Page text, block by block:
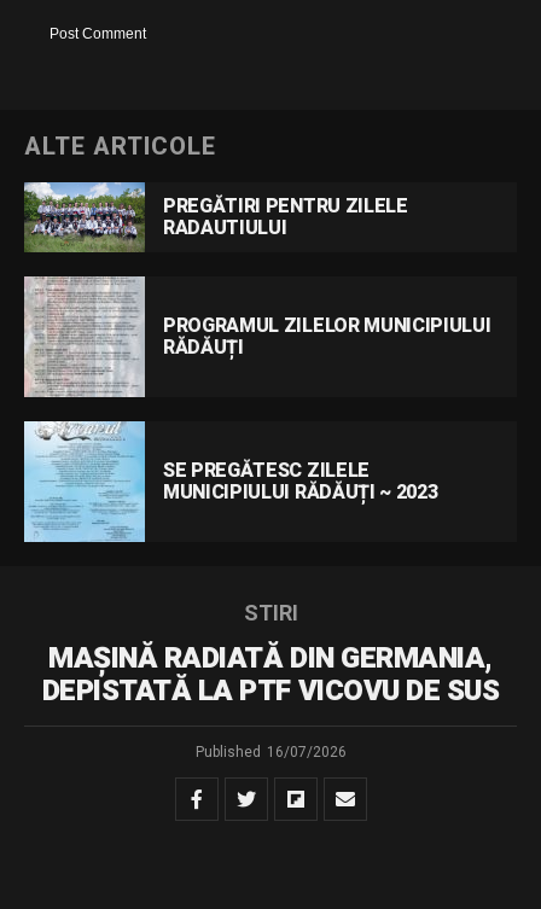
ALTE ARTICOLE
PREGĂTIRI PENTRU ZILELE
RADAUTIULUI
PROGRAMUL ZILELOR MUNICIPIULUI
RĂDĂUȚI
SE PREGĂTESC ZILELE
MUNICIPIULUI RĂDĂUȚI ~ 2023
STIRI
MAȘINĂ RADIATĂ DIN GERMANIA,
DEPISTATĂ LA PTF VICOVU DE SUS
Published 16/07/2026